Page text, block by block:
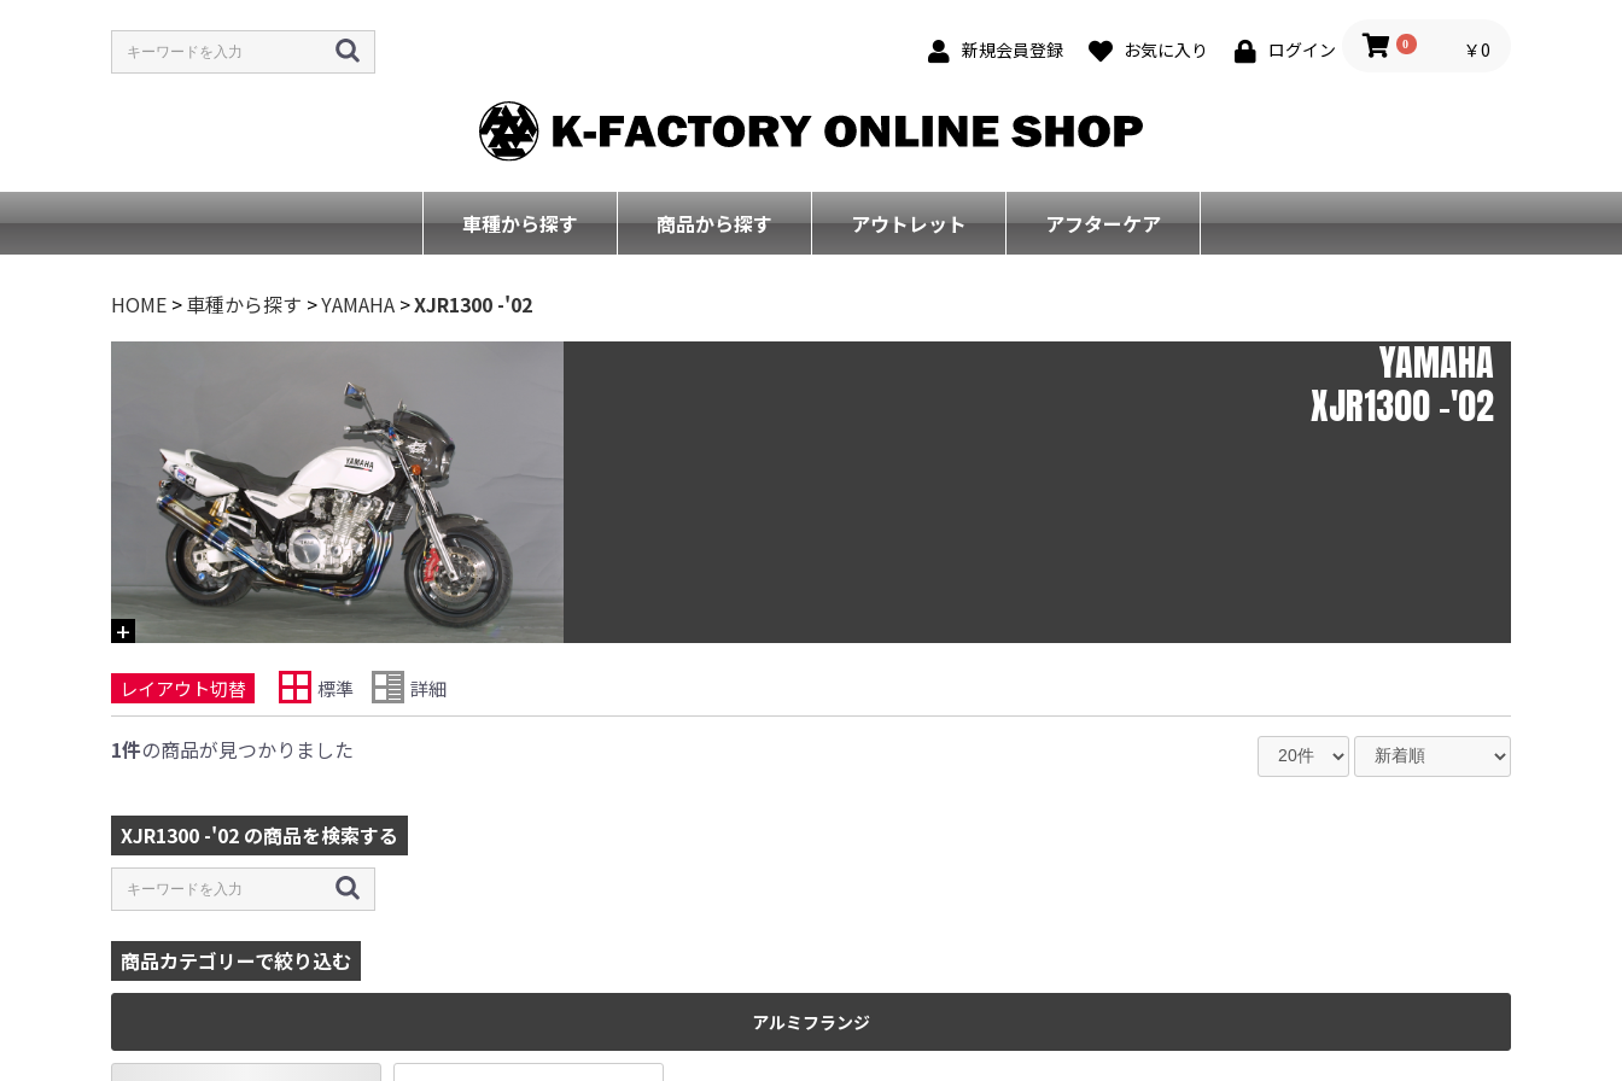
新規会員登録 お気に入り ログイン 0 ￥0
車種から探す 商品から探す アウトレット アフターケア
HOME >車種から探す >YAMAHA >XJR1300 -'02
YAMAHA
XJR1300 -'02
レイアウト切替 標準 詳細
1件の商品が見つかりました
XJR1300 -'02 の商品を検索する
商品カテゴリーで絞り込む
アルミフランジ